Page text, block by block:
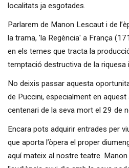
localitats ja esgotades.
Parlarem de Manon Lescaut i de
la trama, 'la Regència' a França
en els temes que tracta la
temptació destructiva de la riquesa
No deixis passar aquesta
de Puccini, especialment en
centenari de la seva mort el 29 de
Encara pots adquirir entrades per
que aporta l’òpera el proper
aquí mateix al nostre teatre.